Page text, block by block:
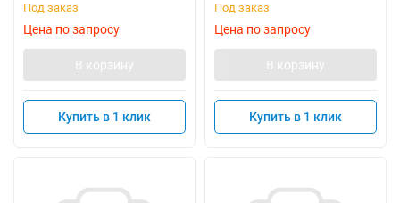
Под заказ
Цена по запросу
В корзину
Купить в 1 клик
Под заказ
Цена по запросу
В корзину
Купить в 1 клик